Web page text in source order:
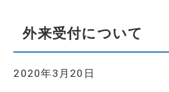
外来受付について
2020年3月20日